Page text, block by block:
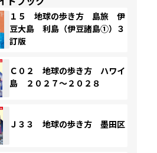
１５ 地球の歩き方 島旅 伊
豆大島 利島（伊豆諸島①）３
訂版
Ｃ０２ 地球の歩き方 ハワイ
島 ２０２７～２０２８
Ｊ３３ 地球の歩き方 墨田区